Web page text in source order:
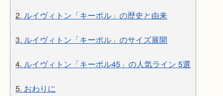
2. ルイヴィトン「キーポル」の歴史と由来
3. ルイヴィトン「キーポル」のサイズ展開
4. ルイヴィトン「キーポル45」の人気ライン 5選
5. おわりに